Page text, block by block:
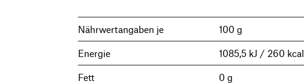
Nährwertangaben je 100 g
Energie 1085,5 kJ / 260 kcal
Fett 0 g